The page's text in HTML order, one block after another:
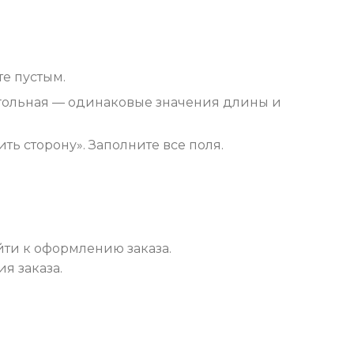
пустым.
— одинаковые значения длины и
сторону». Заполните все поля.
к оформлению заказа.
заказа.